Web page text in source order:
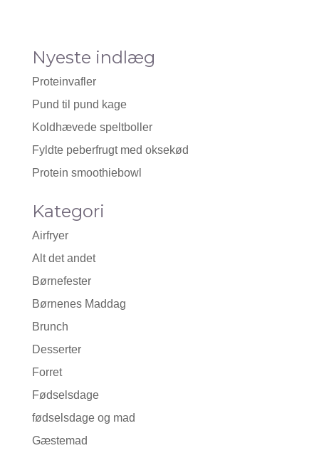
Nyeste indlæg
Proteinvafler
Pund til pund kage
Koldhævede speltboller
Fyldte peberfrugt med oksekød
Protein smoothiebowl
Kategori
Airfryer
Alt det andet
Børnefester
Børnenes Maddag
Brunch
Desserter
Forret
Fødselsdage
fødselsdage og mad
Gæstemad